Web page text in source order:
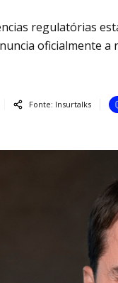
regulatórias
oficialmente
Fonte: Insurtalks